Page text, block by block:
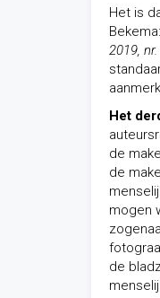
Het is
Bekema:
2019,
Het
de
de
mogen
de